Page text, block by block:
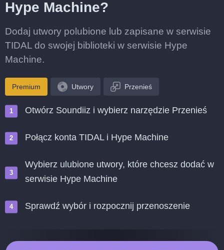
Hype Machine?
Dodaj utwory polubione lub zapisane w serwisie
TIDAL do swojej biblioteki w serwisie Hype
Machine.
Premium Utwory Przenieś
Otwórz Soundiiz i wybierz narzędzie Przenieś
Połącz konta TIDAL i Hype Machine
Wybierz ulubione utwory, które chcesz dodać w
serwisie Hype Machine
Sprawdź wybór i rozpocznij przenoszenie